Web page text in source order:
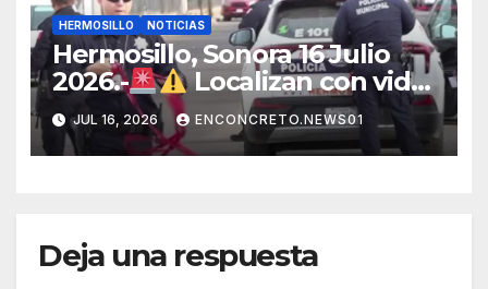
HERMOSILLO NOTICIAS
Hermosillo, Sonora 16 Julio
2026.-
Localizan con vida
a joven que había sido
privado de la libertad en
Hermosillo.
JUL 16, 2026 ENCONCRETO.NEWS01
Deja una respuesta